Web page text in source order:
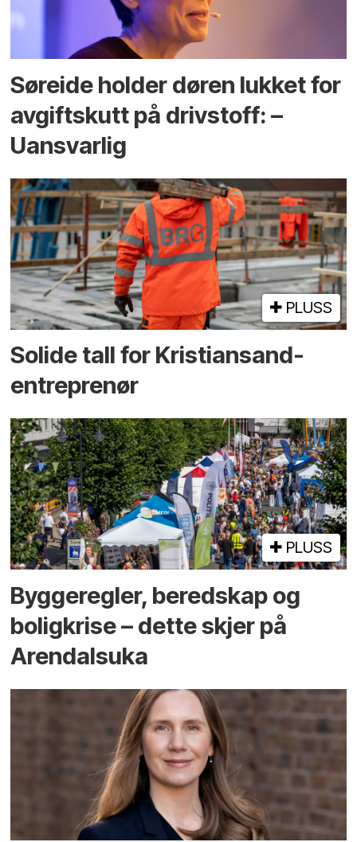
Søreide holder døren lukket for
avgiftskutt på drivstoff: –
Uansvarlig
PLUSS
Solide tall for Kristiansand-
entreprenør
PLUSS
Bygge­regler, beredskap og
bolig­krise – dette skjer på
Arendals­uka